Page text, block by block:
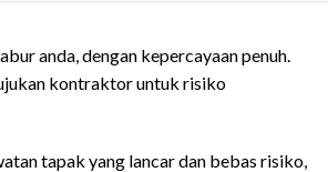
anda, dengan kepercayaan penuh.
kontraktor untuk risiko
tapak yang lancar dan bebas risiko,